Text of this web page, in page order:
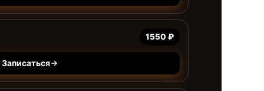
1550 ₽
Записаться